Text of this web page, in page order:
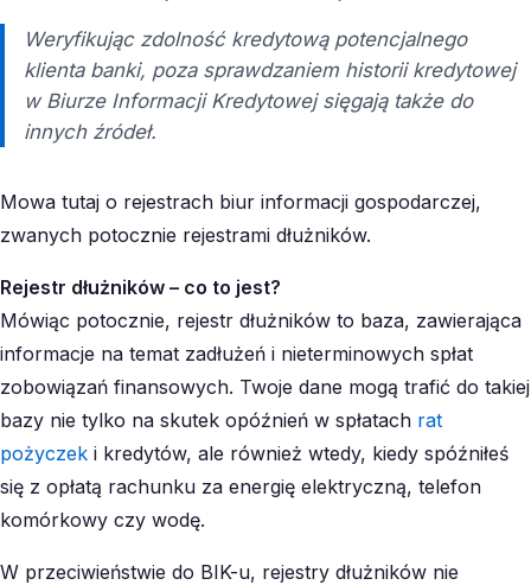
Weryfikując zdolność kredytową potencjalnego
klienta banki, poza sprawdzaniem historii kredytowej
w Biurze Informacji Kredytowej sięgają także do
innych źródeł.
Mowa tutaj o rejestrach biur informacji gospodarczej,
zwanych potocznie rejestrami dłużników.
Rejestr dłużników – co to jest?
Mówiąc potocznie, rejestr dłużników to baza, zawierająca
informacje na temat zadłużeń i nieterminowych spłat
zobowiązań finansowych. Twoje dane mogą trafić do takiej
bazy nie tylko na skutek opóźnień w spłatach rat
pożyczek i kredytów, ale również wtedy, kiedy spóźniłeś
się z opłatą rachunku za energię elektryczną, telefon
komórkowy czy wodę.
W przeciwieństwie do BIK-u, rejestry dłużników nie